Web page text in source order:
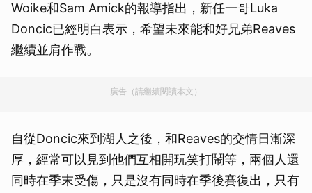
Woike和Sam Amick的報導指出，新任一哥Luka
Doncic已經明白表示，希望未來能和好兄弟Reaves
繼續並肩作戰。
廣告（請繼續閱讀本文）
自從Doncic來到湖人之後，和Reaves的交情日漸深
厚，經常可以見到他們互相開玩笑打鬧等，兩個人還
同時在季末受傷，只是沒有同時在季後賽復出，只有